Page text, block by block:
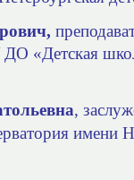
«Детская
,